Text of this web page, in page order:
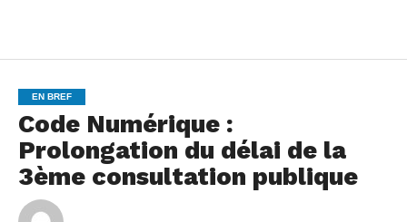
EN BREF
Code Numérique :
Prolongation du délai de la
3ème consultation publique